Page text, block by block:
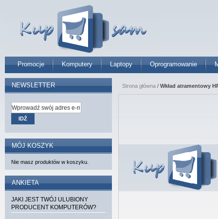
Promocje Komputery Laptopy Oprogramowanie
Strona główna / Wkład atramentowy
NEWSLETTER
IDŹ
MÓJ KOSZYK
Nie masz produktów w koszyku.
ANKIETA
JAKI JEST TWÓJ ULUBIONY
PRODUCENT KOMPUTERÓW?